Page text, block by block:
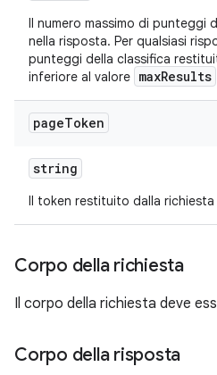
Il numero massimo di punteggi
nella risposta. Per qualsiasi
punteggi della classifica
inferiore al valore maxResults
pageToken
string
Il token restituito dalla
Corpo della richiesta
Il corpo della richiesta deve
Corpo della risposta